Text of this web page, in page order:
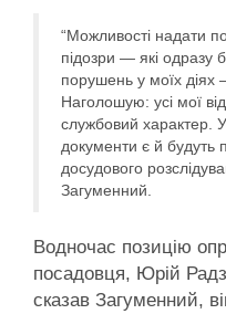
“Можливості надати
підозри — які одразу
порушень у моїх діях
Наголошую: усі мої
службовий характер.
документи є й будуть
досудового
Загуменний.
Водночас позицію
посадовця, Юрій
сказав Загуменний,